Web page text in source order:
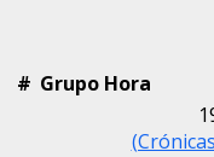
# Grupo Hora